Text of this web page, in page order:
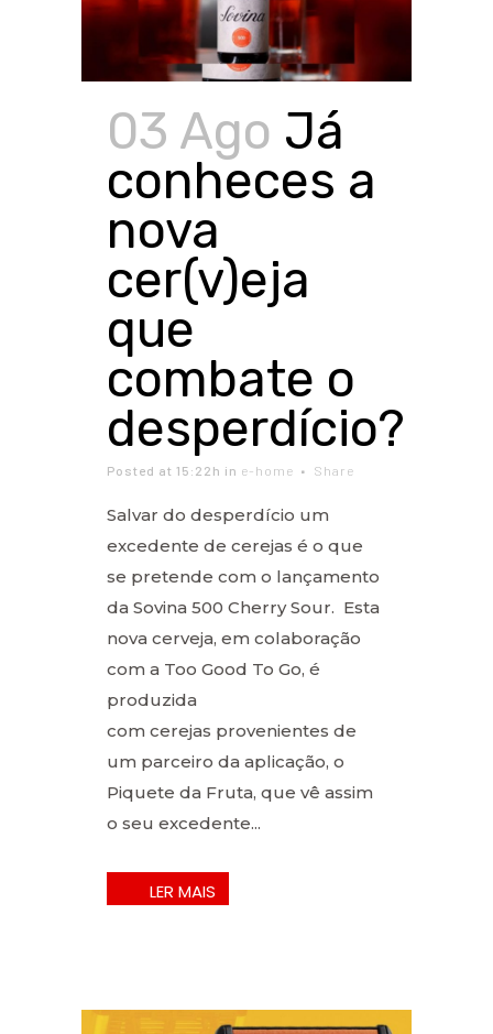
03 Ago Já
conheces a
nova
cer(v)eja
que
combate o
desperdício?
Posted at 15:22h in e-home Share
Salvar do desperdício um
excedente de cerejas é o que
se pretende com o lançamento
da Sovina 500 Cherry Sour. Esta
nova cerveja, em colaboração
com a Too Good To Go, é
produzida
com cerejas provenientes de
um parceiro da aplicação, o
Piquete da Fruta, que vê assim
o seu excedente...